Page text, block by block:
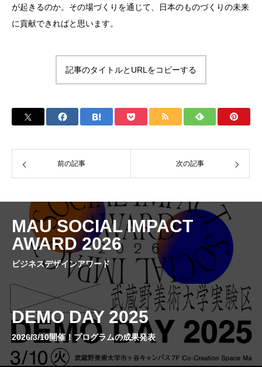
が起きるのか。その場づくりを通じて、日本のものづくりの未来
に貢献できればと思います。
記事のタイトルとURLをコピーする
前の記事 次の記事
MAU SOCIAL IMPACT
AWARD 2026
ビジネスデザインアワード
DEMO DAY 2025
2026/3/10開催！プログラムの成果発表